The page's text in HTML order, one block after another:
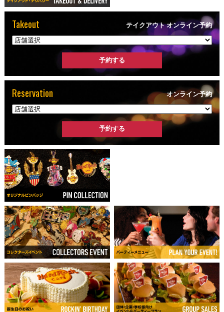
Takeout テイクアウト オンライン予約
Reservation オンライン予約